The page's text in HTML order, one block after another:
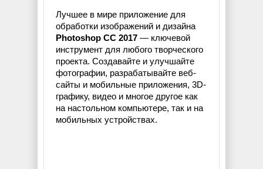
Лучшее в мире приложение для
обработки изображений и дизайна
Photoshop CC 2017 — ключевой
инструмент для любого творческого
проекта. Создавайте и улучшайте
фотографии, разрабатывайте веб-
сайты и мобильные приложения, 3D-
графику, видео и многое другое как
на настольном компьютере, так и на
мобильных устройствах.